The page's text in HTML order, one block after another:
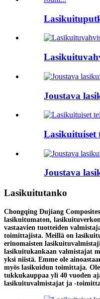
Joustava
Lasikuituiset
Joustava
Lasikuitutanko
Chongqing Dujiang
lasikuitumaton,
vastaavien tuotteiden
toimittajista. Meillä on
erinomaisten
lasikuitukankaan valmistajat
yksi niistä. Emme ole
myös lasikuidun toimittaja.
tukkukauppaa yli 40 vuoden
lasikuituvalmistajat ja -